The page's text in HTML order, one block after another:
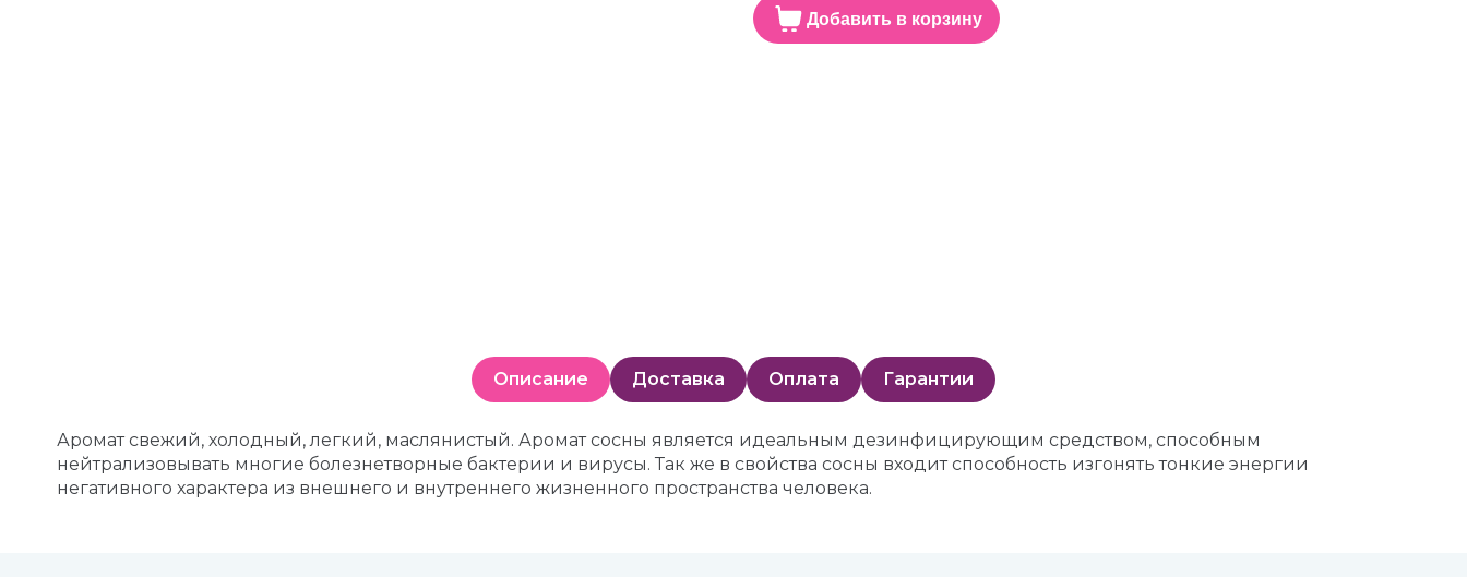
Добавить в корзину
Описание Доставка Оплата Гарантии
Аромат свежий, холодный, легкий, маслянистый. Аромат сосны является идеальным дезинфицирующим средством, способным
нейтрализовывать многие болезнетворные бактерии и вирусы. Так же в свойства сосны входит способность изгонять тонкие энергии
негативного характера из внешнего и внутреннего жизненного пространства человека.